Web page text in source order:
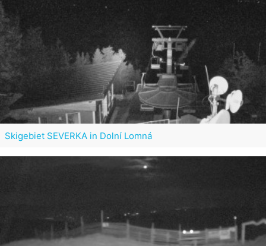
Skigebiet SEVERKA in Dolní Lomná